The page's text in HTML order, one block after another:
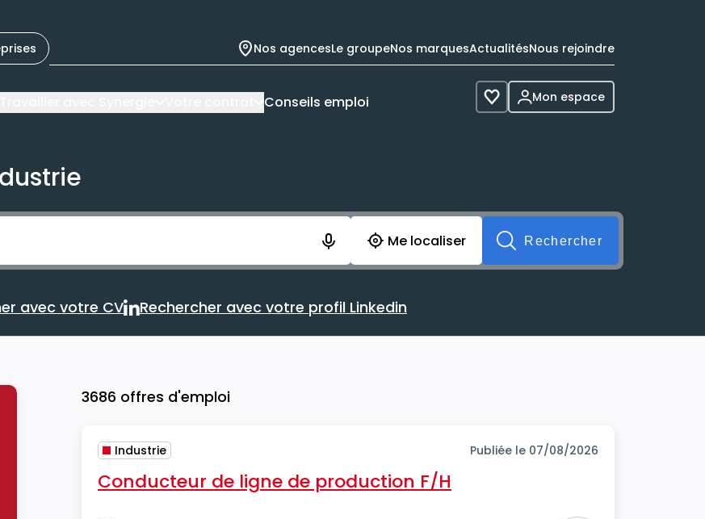
Nos agencesLe groupeNos marquesActualitésNous rejoindre
Conseils emploi Voir les favoris
Mon espace
Vous aurez 10 secondes pour enregistrer votre recherche avant soumission du formulaire. Vous
Me localiser
Rechercher
Rechercher avec votre CV
avec votre CV
Rechercher avec votre profil Linkedin
Rechercher avec votre profil Linkedin
3686 offres d'emploi
Industrie Publiée le 07/08/2026
Conducteur de ligne de production F/H